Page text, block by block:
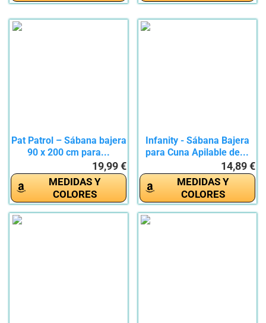
Pat Patrol – Sábana bajera
90 x 200 cm para...
19,99 €
MEDIDAS Y
COLORES
Infanity - Sábana Bajera
para Cuna Apilable de...
14,89 €
MEDIDAS Y
COLORES